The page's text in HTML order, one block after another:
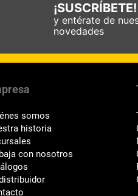
¡SUSCRÍBETE!
y entérate de
novedades
somos
historia
con nosotros